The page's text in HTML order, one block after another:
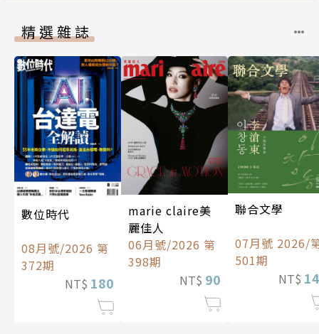
精選雜誌
數位時代
08月號/2026 第
372期
NT$ 180
marie claire美
麗佳人
06月號/2026 第
398期
NT$ 90
聯合文學
07月號 2026/
501期
NT$